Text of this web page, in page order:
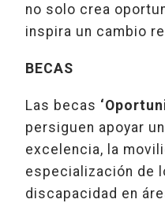
no solo crea
inspira un cambio
BECAS
Las becas
persiguen apoyar
excelencia, la
especialización de
discapacidad en